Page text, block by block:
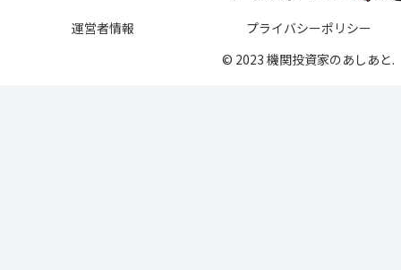
運営者情報
プライバシーポリシー
© 2023 機関投資家のあしあと.